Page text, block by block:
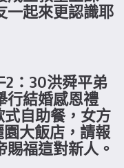
一起來更認識耶
2：30洪舜平弟
行結婚感恩禮
自助餐，女方
大飯店，請報
福這對新人。